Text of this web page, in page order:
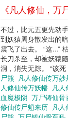
《凡人修仙，
不过，比元五更先动
到妖猿周身散发出的
震飞了出去。 “这...”
长刀杀至，却被妖猿
洞，消失无踪。 “该
尸熊 凡人修仙传万妙
人修仙传万妖幡 凡
血魔极阴 万尸铸仙骨
修仙传尸魈来历 凡人